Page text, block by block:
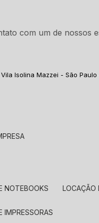
com um de nossos
Isolina Mazzei - São Paulo
NOTEBOOKS
IMPRESSORAS